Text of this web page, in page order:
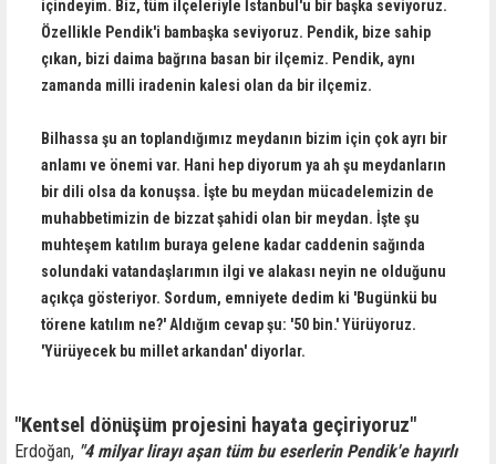
içindeyim. Biz, tüm ilçeleriyle İstanbul'u bir başka seviyoruz.
Özellikle Pendik'i bambaşka seviyoruz. Pendik, bize sahip
çıkan, bizi daima bağrına basan bir ilçemiz. Pendik, aynı
zamanda milli iradenin kalesi olan da bir ilçemiz.
Bilhassa şu an toplandığımız meydanın bizim için çok ayrı bir
anlamı ve önemi var. Hani hep diyorum ya ah şu meydanların
bir dili olsa da konuşsa. İşte bu meydan mücadelemizin de
muhabbetimizin de bizzat şahidi olan bir meydan. İşte şu
muhteşem katılım buraya gelene kadar caddenin sağında
solundaki vatandaşlarımın ilgi ve alakası neyin ne olduğunu
açıkça gösteriyor. Sordum, emniyete dedim ki 'Bugünkü bu
törene katılım ne?' Aldığım cevap şu: '50 bin.' Yürüyoruz.
'Yürüyecek bu millet arkandan' diyorlar.
"Kentsel dönüşüm projesini hayata geçiriyoruz"
Erdoğan, "4 milyar lirayı aşan tüm bu eserlerin Pendik'e hayırlı